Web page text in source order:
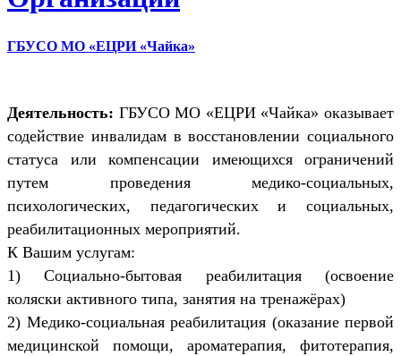
ГБУСО МО «ЕЦРИ «Чайка»
Деятельность: ГБУСО МО «ЕЦРИ «Чайка» оказывает
содействие инвалидам в восстановлении социального
статуса или компенсации имеющихся ограничений
путем проведения медико-социальных,
психологических, педагогических и социальных,
реабилитационных мероприятий.
К Вашим услугам:
1) Социально-бытовая реабилитация (освоение
коляски активного типа, занятия на тренажёрах)
2) Медико-социальная реабилитация (оказание первой
медицинской помощи, ароматерапия, фитотерапия,